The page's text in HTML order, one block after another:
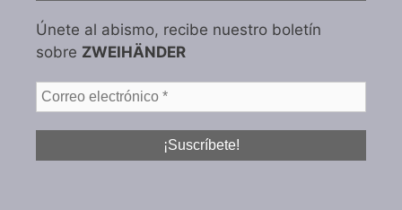
Únete al abismo, recibe nuestro boletín
sobre ZWEIHÄNDER